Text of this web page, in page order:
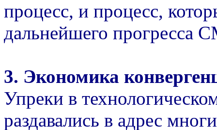
процесс, и процесс,
дальнейшего прогресса
3. Экономика
Упреки в
раздавались в адрес